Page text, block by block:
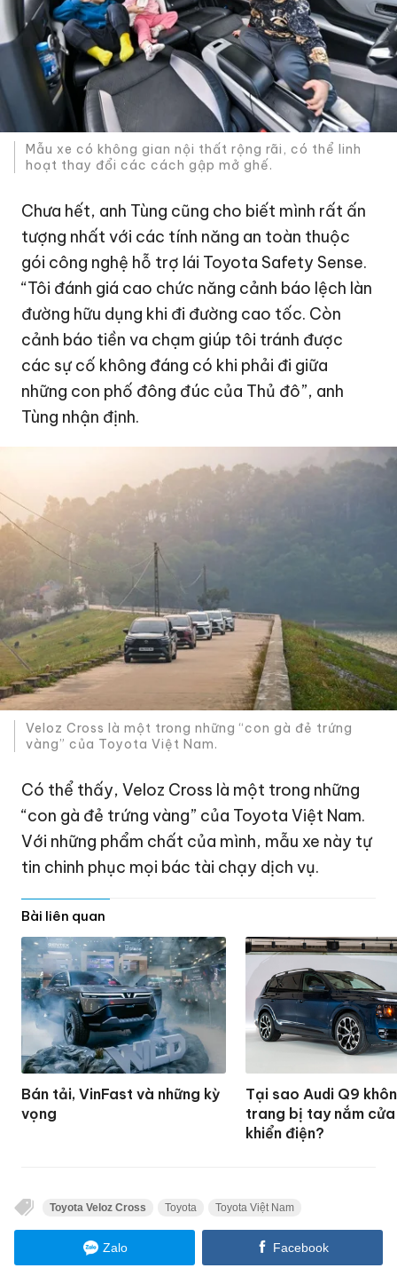
Mẫu xe có không gian nội thất rộng rãi, có thể linh
hoạt thay đổi các cách gập mở ghế.
Chưa hết, anh Tùng cũng cho biết mình rất ấn
tượng nhất với các tính năng an toàn thuộc
gói công nghệ hỗ trợ lái Toyota Safety Sense.
“Tôi đánh giá cao chức năng cảnh báo lệch làn
đường hữu dụng khi đi đường cao tốc. Còn
cảnh báo tiền va chạm giúp tôi tránh được
các sự cố không đáng có khi phải đi giữa
những con phố đông đúc của Thủ đô”, anh
Tùng nhận định.
Veloz Cross là một trong những “con gà đẻ trứng
vàng” của Toyota Việt Nam.
Có thể thấy, Veloz Cross là một trong những
“con gà đẻ trứng vàng” của Toyota Việt Nam.
Với những phẩm chất của mình, mẫu xe này tự
tin chinh phục mọi bác tài chạy dịch vụ.
Bài liên quan
Bán tải, VinFast và những kỳ
vọng
Tại sao Audi Q9
trang bị tay nắm
khiển điện?
Toyota Veloz Cross Toyota Toyota Việt Nam
Zalo Facebook